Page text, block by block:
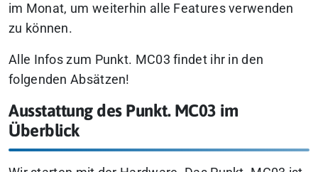
im Monat, um weiterhin alle Features verwenden
zu können.
Alle Infos zum Punkt. MC03 findet ihr in den
folgenden Absätzen!
Ausstattung des Punkt. MC03 im
Überblick